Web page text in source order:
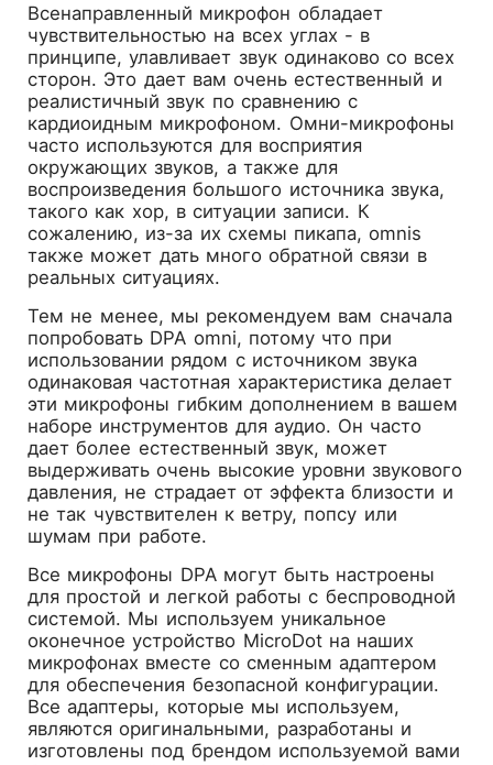
Всенаправленный микрофон обладает
чувствительностью на всех углах - в
принципе, улавливает звук одинаково со всех
сторон. Это дает вам очень естественный и
реалистичный звук по сравнению с
кардиоидным микрофоном. Омни-микрофоны
часто используются для восприятия
окружающих звуков, а также для
воспроизведения большого источника звука,
такого как хор, в ситуации записи. К
сожалению, из-за их схемы пикапа, omnis
также может дать много обратной связи в
реальных ситуациях.
Тем не менее, мы рекомендуем вам сначала
попробовать DPA omni, потому что при
использовании рядом с источником звука
одинаковая частотная характеристика делает
эти микрофоны гибким дополнением в вашем
наборе инструментов для аудио. Он часто
дает более естественный звук, может
выдерживать очень высокие уровни звукового
давления, не страдает от эффекта близости и
не так чувствителен к ветру, попсу или
шумам при работе.
Все микрофоны DPA могут быть настроены
для простой и легкой работы с беспроводной
системой. Мы используем уникальное
оконечное устройство MicroDot на наших
микрофонах вместе со сменным адаптером
для обеспечения безопасной конфигурации.
Все адаптеры, которые мы используем,
являются оригинальными, разработаны и
изготовлены под брендом используемой вами